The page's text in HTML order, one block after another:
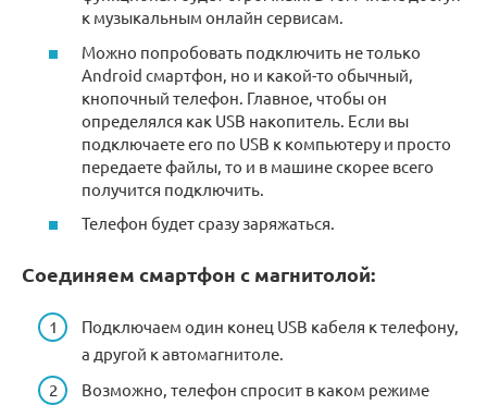
к музыкальным онлайн сервисам.
Можно попробовать подключить не только
Android смартфон, но и какой-то обычный,
кнопочный телефон. Главное, чтобы он
определялся как USB накопитель. Если вы
подключаете его по USB к компьютеру и просто
передаете файлы, то и в машине скорее всего
получится подключить.
Телефон будет сразу заряжаться.
Соединяем смартфон с магнитолой:
Подключаем один конец USB кабеля к телефону,
а другой к автомагнитоле.
Возможно, телефон спросит в каком режиме